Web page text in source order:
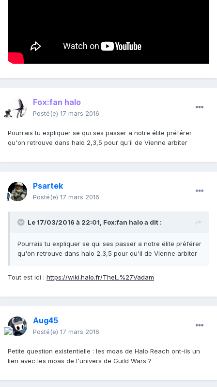
Fox:fan halo
Posté(e) 17 mars 2016
Pourrais tu expliquer se qui ses passer a notre élite préférer
qu'on retrouve dans halo 2,3,5 pour qu'il de Vienne arbiter
Psartek
Posté(e) 17 mars 2016
Le 17/03/2016 à 22:01, Fox:fan haloa dit :
Pourrais tu expliquer se qui ses passer a notre élite préférer
qu'on retrouve dans halo 2,3,5 pour qu'il de Vienne arbiter
Tout est ici : https://wiki.halo.fr/Thel_%27Vadam
Aug45
Posté(e) 17 mars 2016
Petite question existentielle : les moas de Halo Reach ont-ils un
lien avec les moas de l'univers de Guild Wars ?